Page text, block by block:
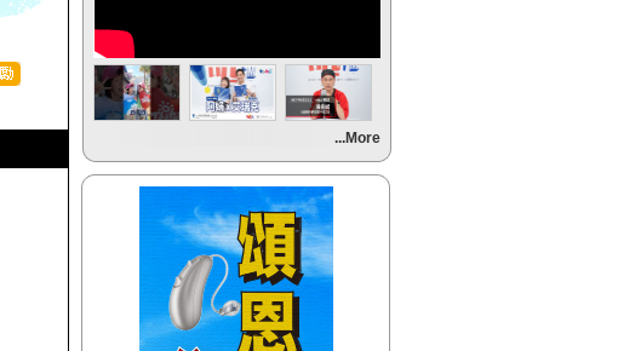
(聯播)
夜貓DJ-Dennis
【Next】
【HitFm正在進行】
(聯播)
夜貓DJ-Dennis
【Next】
(宜蘭)流行最前線
...More